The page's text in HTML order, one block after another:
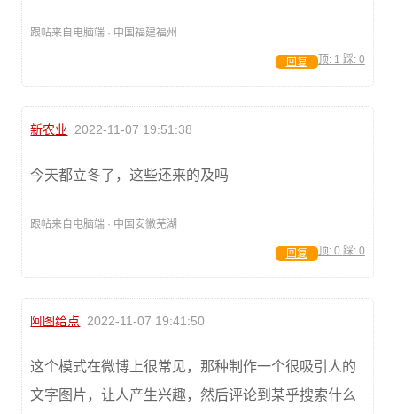
跟帖来自电脑端 · 中国福建福州
顶: 1 踩: 0
回复
新农业 2022-11-07 19:51:38
今天都立冬了，这些还来的及吗
跟帖来自电脑端 · 中国安徽芜湖
顶: 0 踩: 0
回复
阿图给点 2022-11-07 19:41:50
这个模式在微博上很常见，那种制作一个很吸引人的
文字图片，让人产生兴趣，然后评论到某乎搜索什么